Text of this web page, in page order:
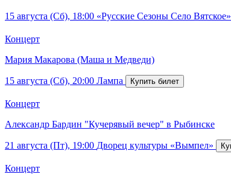
15 августа (Сб), 18:00 «Русские Сезоны Село Вятское»
Концерт
Мария Макарова (Маша и Медведи)
15 августа (Сб), 20:00 Лампа
Концерт
Александр Бардин "Кучерявый вечер" в Рыбинске
21 августа (Пт), 19:00 Дворец культуры «Вымпел»
Концерт